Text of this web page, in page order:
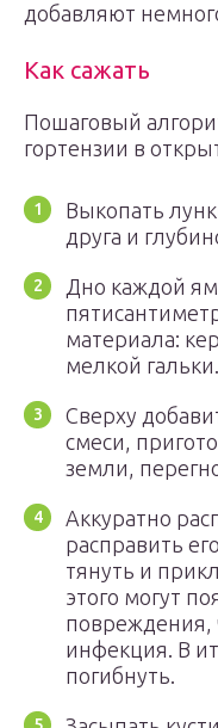
добавляют
Как сажать
Пошаговый
гортензии в
Выкопать
друга и
Дно каждой
материала:
мелкой гальки.
Сверху
смеси,
земли,
Аккуратно
расправить
тянуть и
этого могут
повреждения,
инфекция. В
погибнуть.